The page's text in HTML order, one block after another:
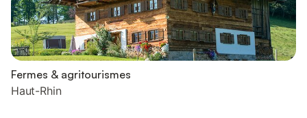
Fermes & agritourismes
Haut-Rhin